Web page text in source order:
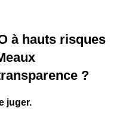
à hauts risques
?
juger.